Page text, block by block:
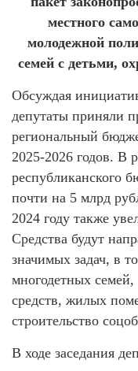
местного
молодежной
семей с детьми,
Обсуждая
депутаты приняли
региональный
2025-2026 годов. В
республиканского
почти на 5 млрд
2024 году также
Средства будут
значимых задач, в
многодетных
средств, жилых
строительство
В ходе заседания